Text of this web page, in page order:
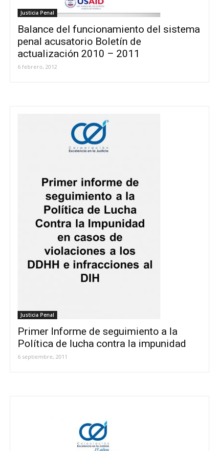
Justicia Penal
Balance del funcionamiento del sistema
penal acusatorio Boletín de
actualización 2010 – 2011
6 febrero, 2012
Justicia Penal
Primer Informe de seguimiento a la
Política de lucha contra la impunidad
6 septiembre, 2011